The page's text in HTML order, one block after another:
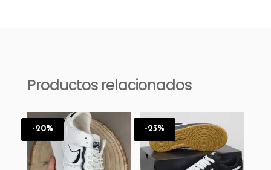
Productos relacionados
-20% -23%